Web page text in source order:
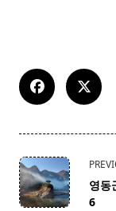
<span
class="nav-
subtitle
영동
6